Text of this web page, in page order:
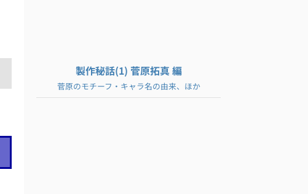
製作秘話(1) 菅原拓真 編
菅原のモチーフ・キャラ名の由来、ほか